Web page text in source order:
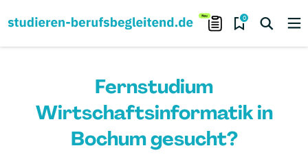
0
Fernstudium
Wirtschaftsinformatik in
Bochum gesucht?